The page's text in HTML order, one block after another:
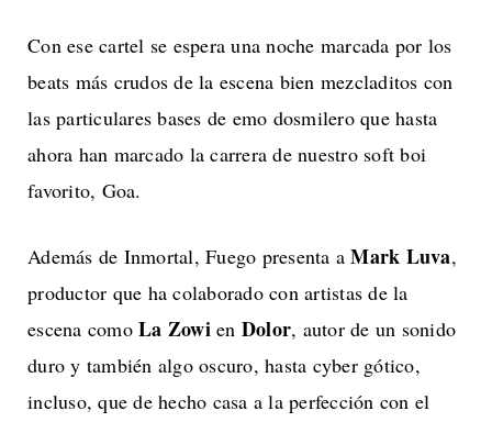
Con ese cartel se espera una noche marcada por los
beats más crudos de la escena bien mezcladitos con
las particulares bases de emo dosmilero que hasta
ahora han marcado la carrera de nuestro soft boi
favorito, Goa.
Además de Inmortal, Fuego presenta aMark Luva,
productor que ha colaborado con artistas de la
escena como La Zowien Dolor, autor de un sonido
duro y también algo oscuro, hasta cyber gótico,
incluso, que de hecho casa a la perfección con el